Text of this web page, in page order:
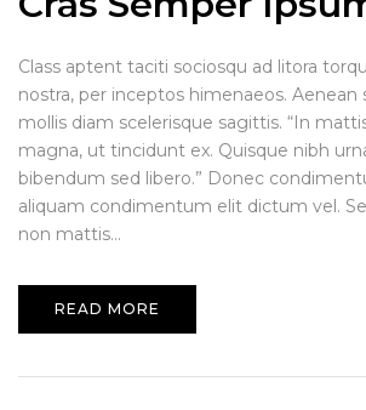
Class aptent taciti sociosqu ad litora
nostra, per inceptos himenaeos. Aenean
mollis diam scelerisque sagittis. “In
magna, ut tincidunt ex. Quisque nibh
bibendum sed libero.” Donec
aliquam condimentum elit dictum vel.
non mattis...
READ MORE